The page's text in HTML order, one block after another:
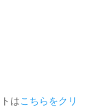
はこちらをクリ